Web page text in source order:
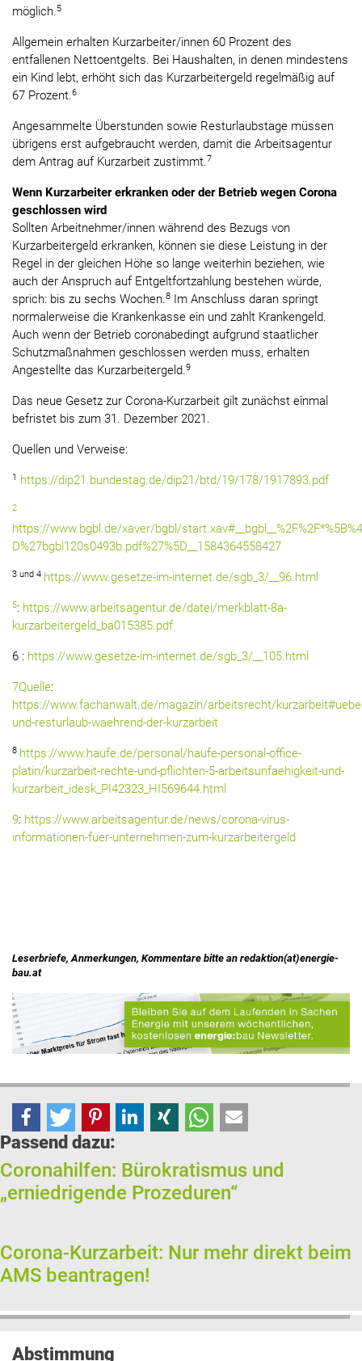
möglich.5
Allgemein erhalten Kurzarbeiter/innen 60 Prozent des
entfallenen Nettoentgelts. Bei Haushalten, in denen mindestens
ein Kind lebt, erhöht sich das Kurzarbeitergeld regelmäßig auf
67 Prozent.6
Angesammelte Überstunden sowie Resturlaubstage müssen
übrigens erst aufgebraucht werden, damit die Arbeitsagentur
dem Antrag auf Kurzarbeit zustimmt.7
Wenn Kurzarbeiter erkranken oder der Betrieb wegen Corona
geschlossen wird
Sollten Arbeitnehmer/innen während des Bezugs von
Kurzarbeitergeld erkranken, können sie diese Leistung in der
Regel in der gleichen Höhe so lange weiterhin beziehen, wie
auch der Anspruch auf Entgeltfortzahlung bestehen würde,
sprich: bis zu sechs Wochen.8
Im Anschluss daran springt
normalerweise die Krankenkasse ein und zahlt Krankengeld.
Auch wenn der Betrieb coronabedingt aufgrund staatlicher
Schutzmaßnahmen geschlossen werden muss, erhalten
Angestellte das Kurzarbeitergeld.9
Das neue Gesetz zur Corona-Kurzarbeit gilt zunächst einmal
befristet bis zum 31. Dezember 2021.
Quellen und Verweise:
1 https://dip21.bundestag.de/dip21/btd/19/178/1917893.pdf
2
https://www.bgbl.de/xaver/bgbl/
D%27bgbl120s0493b.pdf%27%5D__1584364558427
3 und 4 https://www.gesetze-im-internet.de/sgb_3/__96.html
5: https://www.arbeitsagentur.de/datei/merkblatt-8a-
kurzarbeitergeld_ba015385.pdf
6 : https://www.gesetze-im-internet.de/sgb_3/__105.html
7Quelle:
https://www.fachanwalt.de/magazin/arbeitsrecht/
und-resturlaub-waehrend-der-kurzarbeit
8 https://www.haufe.de/personal/haufe-personal-office-
platin/kurzarbeit-rechte-und-pflichten-5-arbeitsunfaehigkeit-und-
kurzarbeit_idesk_PI42323_HI569644.html
9: https://www.arbeitsagentur.de/news/corona-virus-
informationen-fuer-unternehmen-zum-kurzarbeitergeld
Leserbriefe, Anmerkungen, Kommentare bitte an redaktion(at)energie-
bau.at
Passend dazu:
Coronahilfen: Bürokratismus und
„erniedrigende Prozeduren“
Corona-Kurzarbeit: Nur mehr direkt beim
AMS beantragen!
Abstimmung